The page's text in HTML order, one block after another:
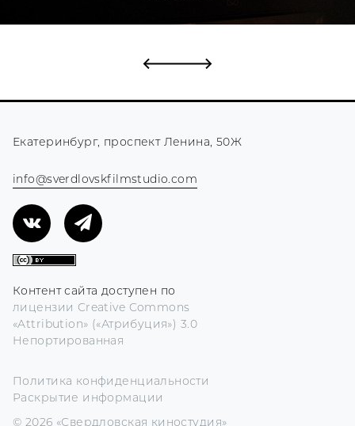
Политика конфиденциальности
Раскрытие информации
© 2026 «Свердловская киностудия»
info@sverdlovskfilmstudio.com
Екатеринбург, проспект Ленина, 50Ж
Контент сайта доступен по
лицензии Creative Commons
«Attribution» («Атрибуция») 3.0
Непортированная